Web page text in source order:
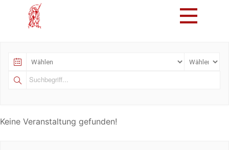
Löschzug
Tradition
Intern
Keine Veranstaltung gefunden!